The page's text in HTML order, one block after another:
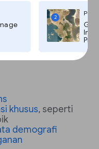
2
Pro,
data Anda
khusus, seperti
demografi